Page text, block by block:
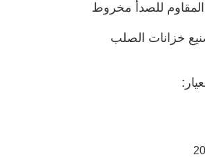
المقاوم للصدأ مخروط